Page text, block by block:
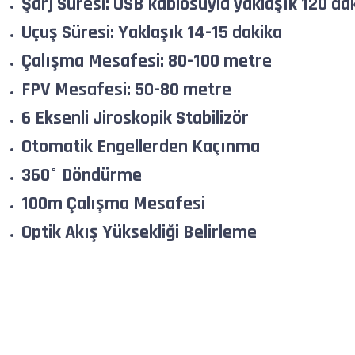
Uçuş Süresi: Yaklaşık 14-15 dakika
Çalışma Mesafesi: 80-100 metre
FPV Mesafesi: 50-80 metre
6 Eksenli Jiroskopik Stabilizör
Otomatik Engellerden Kaçınma
360° Döndürme
100m Çalışma Mesafesi
Optik Akış Yüksekliği Belirleme